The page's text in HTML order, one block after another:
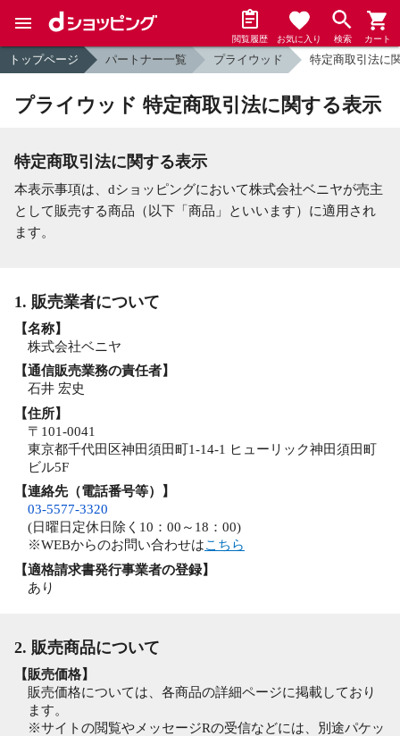
閲覧履歴 お気に入り 検索 カート
トップページ パートナー一覧 プライウッド 特定商取引法に
プライウッド 特定商取引法に関する表示
特定商取引法に関する表示
本表示事項は、dショッピングにおいて株式会社ベニヤが売主
として販売する商品（以下「商品」といいます）に適用され
ます。
1. 販売業者について
【名称】
株式会社ベニヤ
【通信販売業務の責任者】
石井 宏史
【住所】
〒101-0041
東京都千代田区神田須田町1-14-1 ヒューリック神田須田町
ビル5F
【連絡先（電話番号等）】
03-5577-3320
(日曜日定休日除く10：00～18：00)
※WEBからのお問い合わせはこちら
【適格請求書発行事業者の登録】
あり
2. 販売商品について
【販売価格】
販売価格については、各商品の詳細ページに掲載しており
ます。
※サイトの閲覧やメッセージRの受信などには、別途パケッ